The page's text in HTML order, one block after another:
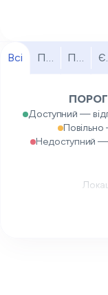
Всі Північна
Доступний —
Повільно
Недоступний —